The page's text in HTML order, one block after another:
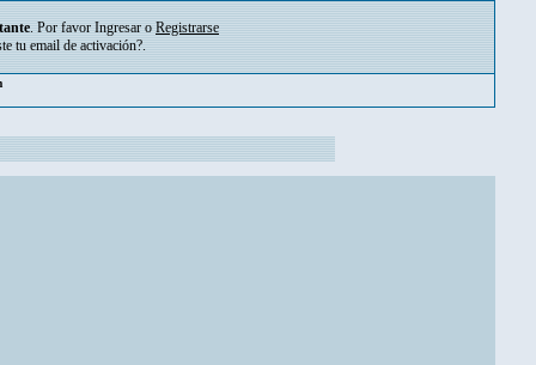
. Por favor Ingresar o Registrarse
tu email de activación?.